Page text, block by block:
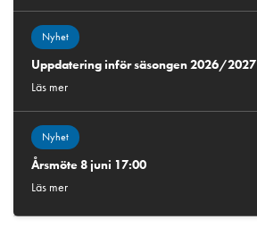
Nyhet
Uppdatering inför säsongen 2026/2027
Läs mer
Nyhet
Årsmöte 8 juni 17:00
Läs mer